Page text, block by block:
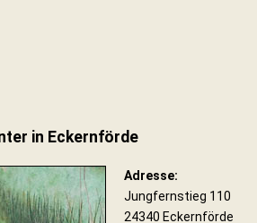
in Eckernförde
Adresse:
Jungfernstieg 110
24340 Eckernförde